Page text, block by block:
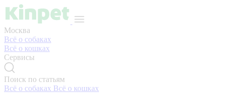
Москва
Всё о собаках
Всё о кошках
Сервисы
Поиск по статьям
Всё о собаках Всё о кошках